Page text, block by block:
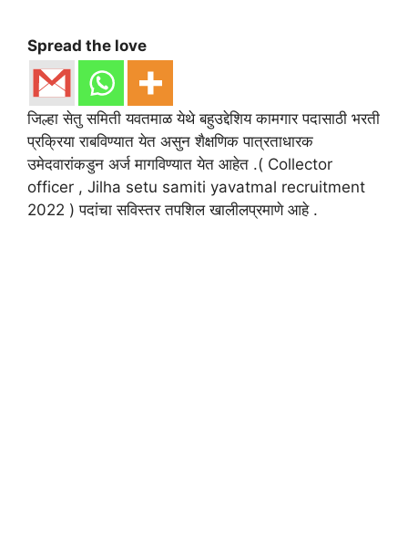
Spread the love
जिल्हा सेतु समिती यवतमाळ येथे बहुउद्देशिय कामगार पदासाठी भरती
प्रक्रिया राबविण्यात येत असुन शैक्षणिक पात्रताधारक
उमेदवारांकडुन अर्ज मागविण्यात येत आहेत .( Collector
officer , Jilha setu samiti yavatmal recruitment
2022 ) पदांचा सविस्तर तपशिल खालीलप्रमाणे आहे .